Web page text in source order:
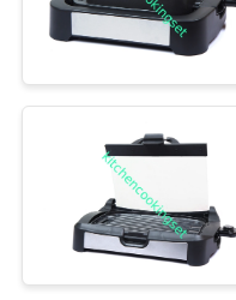
VR-
SHOW
ONGEVEER